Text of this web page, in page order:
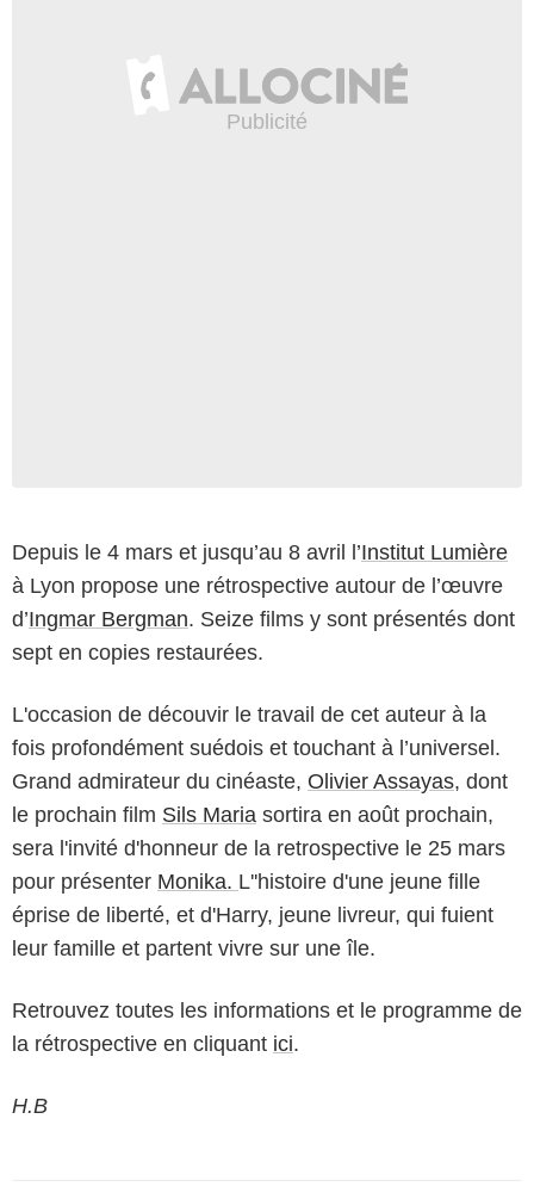
Depuis le 4 mars et jusqu’au 8 avril l’Institut Lumière
à Lyon propose une rétrospective autour de l’œuvre
d’Ingmar Bergman. Seize films y sont présentés dont
sept en copies restaurées.
L'occasion de découvir le travail de cet auteur à la
fois profondément suédois et touchant à l’universel.
Grand admirateur du cinéaste, Olivier Assayas, dont
le prochain film Sils Maria sortira en août prochain,
sera l'invité d'honneur de la retrospective le 25 mars
pour présenter Monika. L''histoire d'une jeune fille
éprise de liberté, et d'Harry, jeune livreur, qui fuient
leur famille et partent vivre sur une île.
Retrouvez toutes les informations et le programme de
la rétrospective en cliquant ici.
H.B